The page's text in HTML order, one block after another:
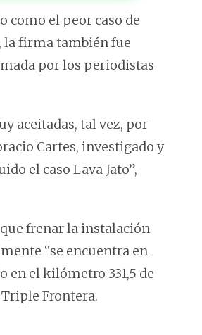
como el peor caso de
la firma también fue
por los periodistas
aceitadas, tal vez, por
Cartes, investigado y
el caso Lava Jato”,
frenar la instalación
“se encuentra en
en el kilómetro 331,5 de
Triple Frontera.